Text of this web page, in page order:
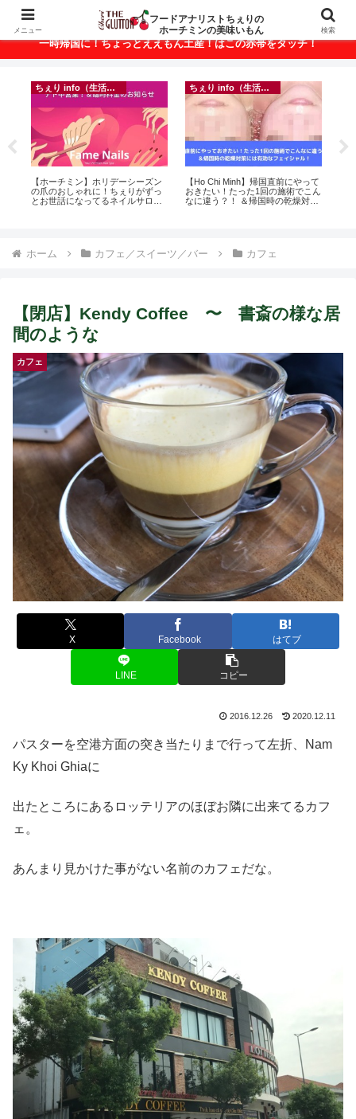
ベトナム・ホーチミンの美味いもんが満載！
一時帰国に！ちょっとええもん土産！はこの赤帯をタッチ！
ちぇり info（生活情報）
【ホーチミン】ホリデーシーズン
の爪のおしゃれに！ちぇりがずっ
とお世話になってるネイルサロン
ちぇり info（生活情報）
【Ho Chi Minh】帰国直前にやって
おきたい！たった1回の施術でこん
なに違う？！ ＆帰国時の乾燥対策
ホーム カフェ／スイーツ／バー カフェ
【閉店】Kendy Coffee 〜 書斎の様な居
間のような
カフェ
X Facebook はてブ
LINE コピー
2016.12.26 2020.12.11
パスターを空港方面の突き当たりまで行って左折、Nam
Ky Khoi Ghiaに
出たところにあるロッテリアのほぼお隣に出来てるカフ
ェ。
あんまり見かけた事がない名前のカフェだな。
メニュー
フードアナリストちぇりの
ホーチミンの美味いもん
検索